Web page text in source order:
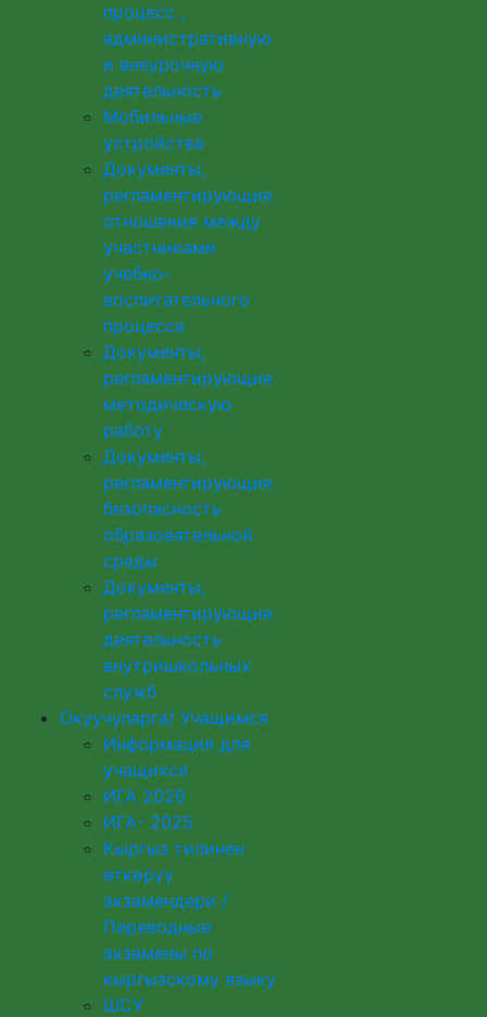
процесс ,
административную
и внеурочную
деятельность
Мобильные
устройства
Документы,
регламентирующие
отношения между
участниками
учебно-
воспитательного
процесса
Документы,
регламентирующие
методическую
работу
Документы,
регламентирующие
безопасность
образовательной
среды
Документы,
регламентирующие
деятельность
внутришкольных
служб
Окуучуларга/ Учащимся
Информация для
учащихся
ИГА 2026
ИГА- 2025
Кыргыз тилинен
өткөрүү
экзамендери /
Переводные
экзамены по
кыргызскому языку
ШСУ